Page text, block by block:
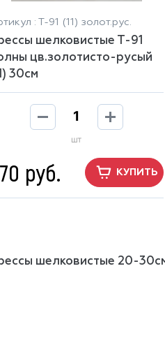
: Т-91 (11) золот.рус.
шелковистые Т-91
цв.золотисто-русый
30см
шт
руб. КУПИТЬ
шелковистые 20-